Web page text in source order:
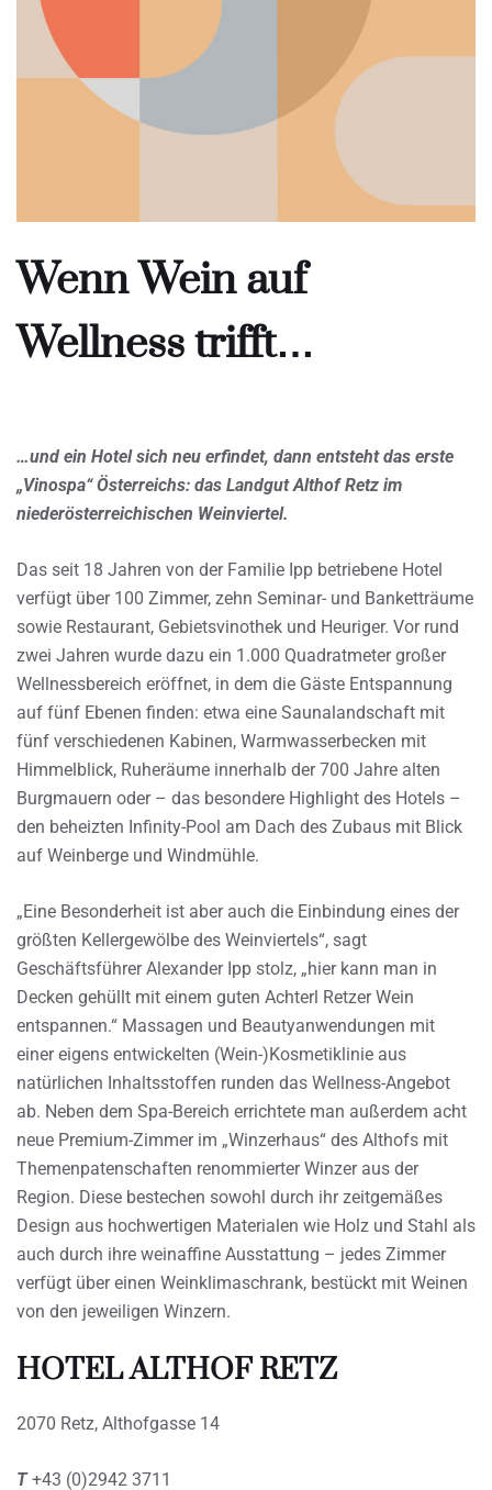
Wenn Wein auf
Wellness trifft…
…und ein Hotel sich neu erfindet, dann entsteht das erste
„Vinospa“ Österreichs: das Landgut Althof Retz im
niederösterreichischen Weinviertel.
Das seit 18 Jahren von der Familie Ipp betriebene Hotel
verfügt über 100 Zimmer, zehn Seminar- und Banketträume
sowie Restaurant, Gebietsvinothek und Heuriger. Vor rund
zwei Jahren wurde dazu ein 1.000 Quadratmeter großer
Wellnessbereich eröffnet, in dem die Gäste Entspannung
auf fünf Ebenen finden: etwa eine Saunalandschaft mit
fünf verschiedenen Kabinen, Warmwasserbecken mit
Himmelblick, Ruheräume innerhalb der 700 Jahre alten
Burgmauern oder – das besondere Highlight des Hotels –
den beheizten Infinity-Pool am Dach des Zubaus mit Blick
auf Weinberge und Windmühle.
„Eine Besonderheit ist aber auch die Einbindung eines der
größten Kellergewölbe des Weinviertels“, sagt
Geschäftsführer Alexander Ipp stolz, „hier kann man in
Decken gehüllt mit einem guten Achterl Retzer Wein
entspannen.“ Massagen und Beautyanwendungen mit
einer eigens entwickelten (Wein-)Kosmetiklinie aus
natürlichen Inhaltsstoffen runden das Wellness-Angebot
ab. Neben dem Spa-Bereich errichtete man außerdem acht
neue Premium-Zimmer im „Winzerhaus“ des Althofs mit
Themenpatenschaften renommierter Winzer aus der
Region. Diese bestechen sowohl durch ihr zeitgemäßes
Design aus hochwertigen Materialen wie Holz und Stahl als
auch durch ihre weinaffine Ausstattung – jedes Zimmer
verfügt über einen Weinklimaschrank, bestückt mit Weinen
von den jeweiligen Winzern.
HOTEL ALTHOF RETZ
2070 Retz, Althofgasse 14
T+43 (0)2942 3711